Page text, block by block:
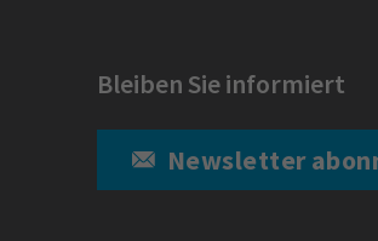
Bleiben Sie informiert
Newsletter